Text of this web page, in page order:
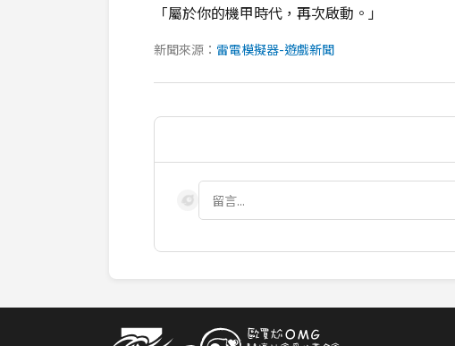
「屬於你的機甲時代，再次啟動。」
新聞來源： 雷電模擬器-遊戲新聞